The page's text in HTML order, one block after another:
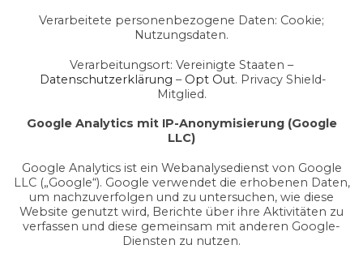
Verarbeitete personenbezogene Daten: Cookie;
Nutzungsdaten.
Verarbeitungsort: Vereinigte Staaten –
Datenschutzerklärung – Opt Out. Privacy Shield-
Mitglied.
Google Analytics mit IP-Anonymisierung (Google
LLC)
Google Analytics ist ein Webanalysedienst von Google
LLC („Google“). Google verwendet die erhobenen Daten,
um nachzuverfolgen und zu untersuchen, wie diese
Website genutzt wird, Berichte über ihre Aktivitäten zu
verfassen und diese gemeinsam mit anderen Google-
Diensten zu nutzen.